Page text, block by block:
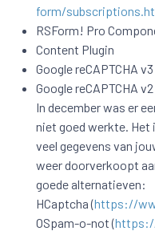
form/
RSForm! Pro
Content Plugin
Google reCAPTCHA v3
Google reCAPTCHA
In december was er
niet goed werkte. Het
veel gegevens van
weer doorverkoopt
goede alternatieven:
HCaptcha (https://
OSpam-o-not (